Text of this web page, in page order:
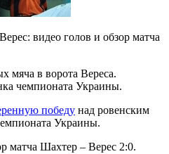
видео голов и обзор матча
мяча в ворота Вереса.
чемпионата Украины.
победу над ровенским
Украины.
матча Шахтер – Верес 2:0.